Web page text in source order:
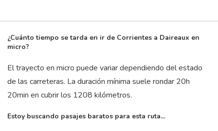
¿Cuánto tiempo se tarda en ir de Corrientes a Daireaux en
micro?
El trayecto en micro puede variar dependiendo del estado
de las carreteras. La duración mínima suele rondar 20h
20min en cubrir los 1208 kilómetros.
Estoy buscando pasajes baratos para esta ruta...